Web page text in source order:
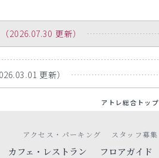
2026.07.30 更新）
更新）
アトレ総合トップ
カフェ・レストラン フロアガイド
アクセス・パーキング スタッフ募集